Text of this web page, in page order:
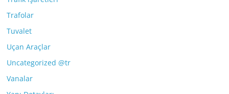
Trafolar
Tuvalet
Uçan Araçlar
Uncategorized @tr
Vanalar